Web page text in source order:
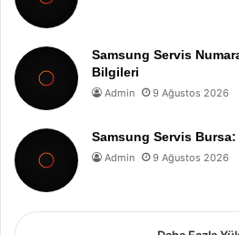
Samsung Servis
Bilgileri
Admin 9 Ağustos 2026
Samsung Servis Bursa:
Admin 9 Ağustos 2026